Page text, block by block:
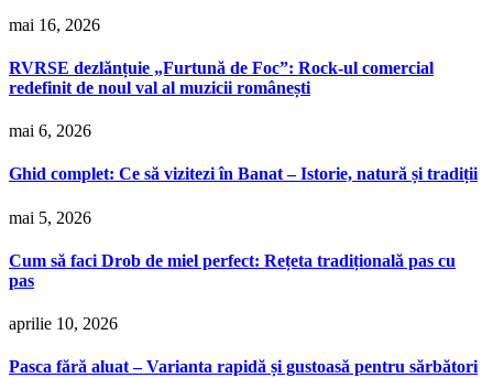
mai 16, 2026
RVRSE dezlănțuie „Furtună de Foc”: Rock-ul comercial
redefinit de noul val al muzicii românești
mai 6, 2026
Ghid complet: Ce să vizitezi în Banat – Istorie, natură și tradiții
mai 5, 2026
Cum să faci Drob de miel perfect: Rețeta tradițională pas cu
pas
aprilie 10, 2026
Pasca fără aluat – Varianta rapidă și gustoasă pentru sărbători